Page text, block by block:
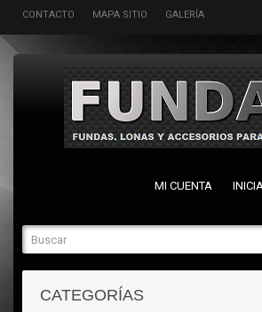
CONTACTO MAPA SITIO GALERÍA
MI CUENTA
CATEGORÍAS